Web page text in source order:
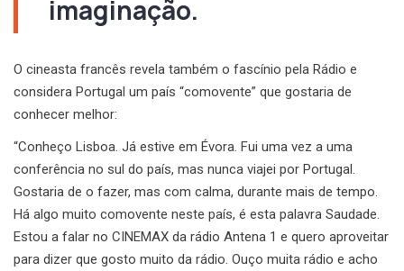
imaginação.
O cineasta francês revela também o fascínio pela Rádio e
considera Portugal um país “comovente” que gostaria de
conhecer melhor:
“Conheço Lisboa. Já estive em Évora. Fui uma vez a uma
conferência no sul do país, mas nunca viajei por Portugal.
Gostaria de o fazer, mas com calma, durante mais de tempo.
Há algo muito comovente neste país, é esta palavra Saudade.
Estou a falar no CINEMAX da rádio Antena 1 e quero aproveitar
para dizer que gosto muito da rádio. Ouço muita rádio e acho